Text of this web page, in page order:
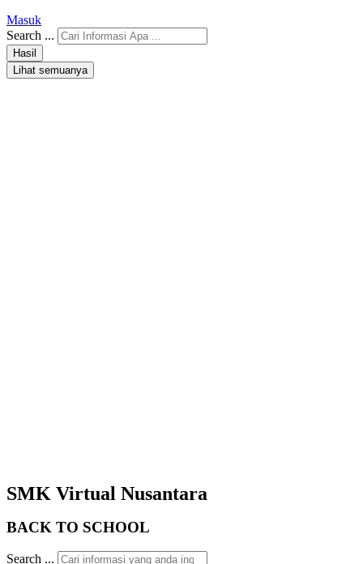
Masuk
Search ...
Hasil
Lihat semuanya
SMK Virtual Nusantara
BACK TO SCHOOL
Search ...